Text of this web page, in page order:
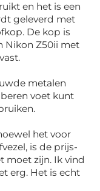
en het is een
geleverd met
De kop is
Nikon Z50ii met
metalen
voet kunt
het voor
is de prijs-
moet zijn. Ik vind
erg. Het is echt